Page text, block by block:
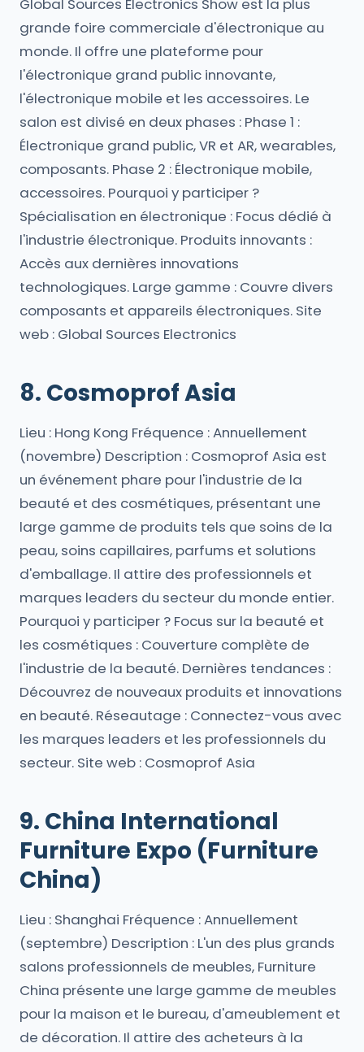
Global Sources Electronics Show est la plus
grande foire commerciale d'électronique au
monde. Il offre une plateforme pour
l'électronique grand public innovante,
l'électronique mobile et les accessoires. Le
salon est divisé en deux phases : Phase 1 :
Électronique grand public, VR et AR, wearables,
composants. Phase 2 : Électronique mobile,
accessoires. Pourquoi y participer ?
Spécialisation en électronique : Focus dédié à
l'industrie électronique. Produits innovants :
Accès aux dernières innovations
technologiques. Large gamme : Couvre divers
composants et appareils électroniques. Site
web : Global Sources Electronics
8. Cosmoprof Asia
Lieu : Hong Kong Fréquence : Annuellement
(novembre) Description : Cosmoprof Asia est
un événement phare pour l'industrie de la
beauté et des cosmétiques, présentant une
large gamme de produits tels que soins de la
peau, soins capillaires, parfums et solutions
d'emballage. Il attire des professionnels et
marques leaders du secteur du monde entier.
Pourquoi y participer ? Focus sur la beauté et
les cosmétiques : Couverture complète de
l'industrie de la beauté. Dernières tendances :
Découvrez de nouveaux produits et innovations
en beauté. Réseautage : Connectez-vous avec
les marques leaders et les professionnels du
secteur. Site web : Cosmoprof Asia
9. China International
Furniture Expo (Furniture
China)
Lieu : Shanghai Fréquence : Annuellement
(septembre) Description : L'un des plus grands
salons professionnels de meubles, Furniture
China présente une large gamme de meubles
pour la maison et le bureau, d'ameublement et
de décoration. Il attire des acheteurs à la